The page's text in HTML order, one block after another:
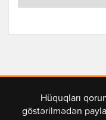
Hüquqları
göstərilmədən